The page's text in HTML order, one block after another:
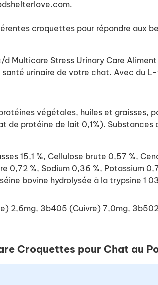
croquettes pour répondre aux
d Multicare Stress Urinary Care
urinaire de votre chat. Avec du
végétales, huiles et graisses,
de protéine de lait 0,1%).
15,1 %, Cellulose brute 0,57 %,
%, Sodium 0,36 %, Potassium
bovine hydrolysée à la trypsine 1
2,6mg, 3b405 (Cuivre) 7,0mg,
Croquettes pour Chat au